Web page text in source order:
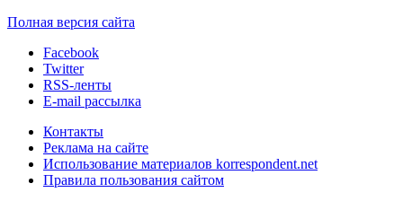
Полная версия сайта
Facebook
Twitter
RSS-ленты
E-mail рассылка
Контакты
Реклама на сайте
Использование материалов korrespondent.net
Правила пользования сайтом